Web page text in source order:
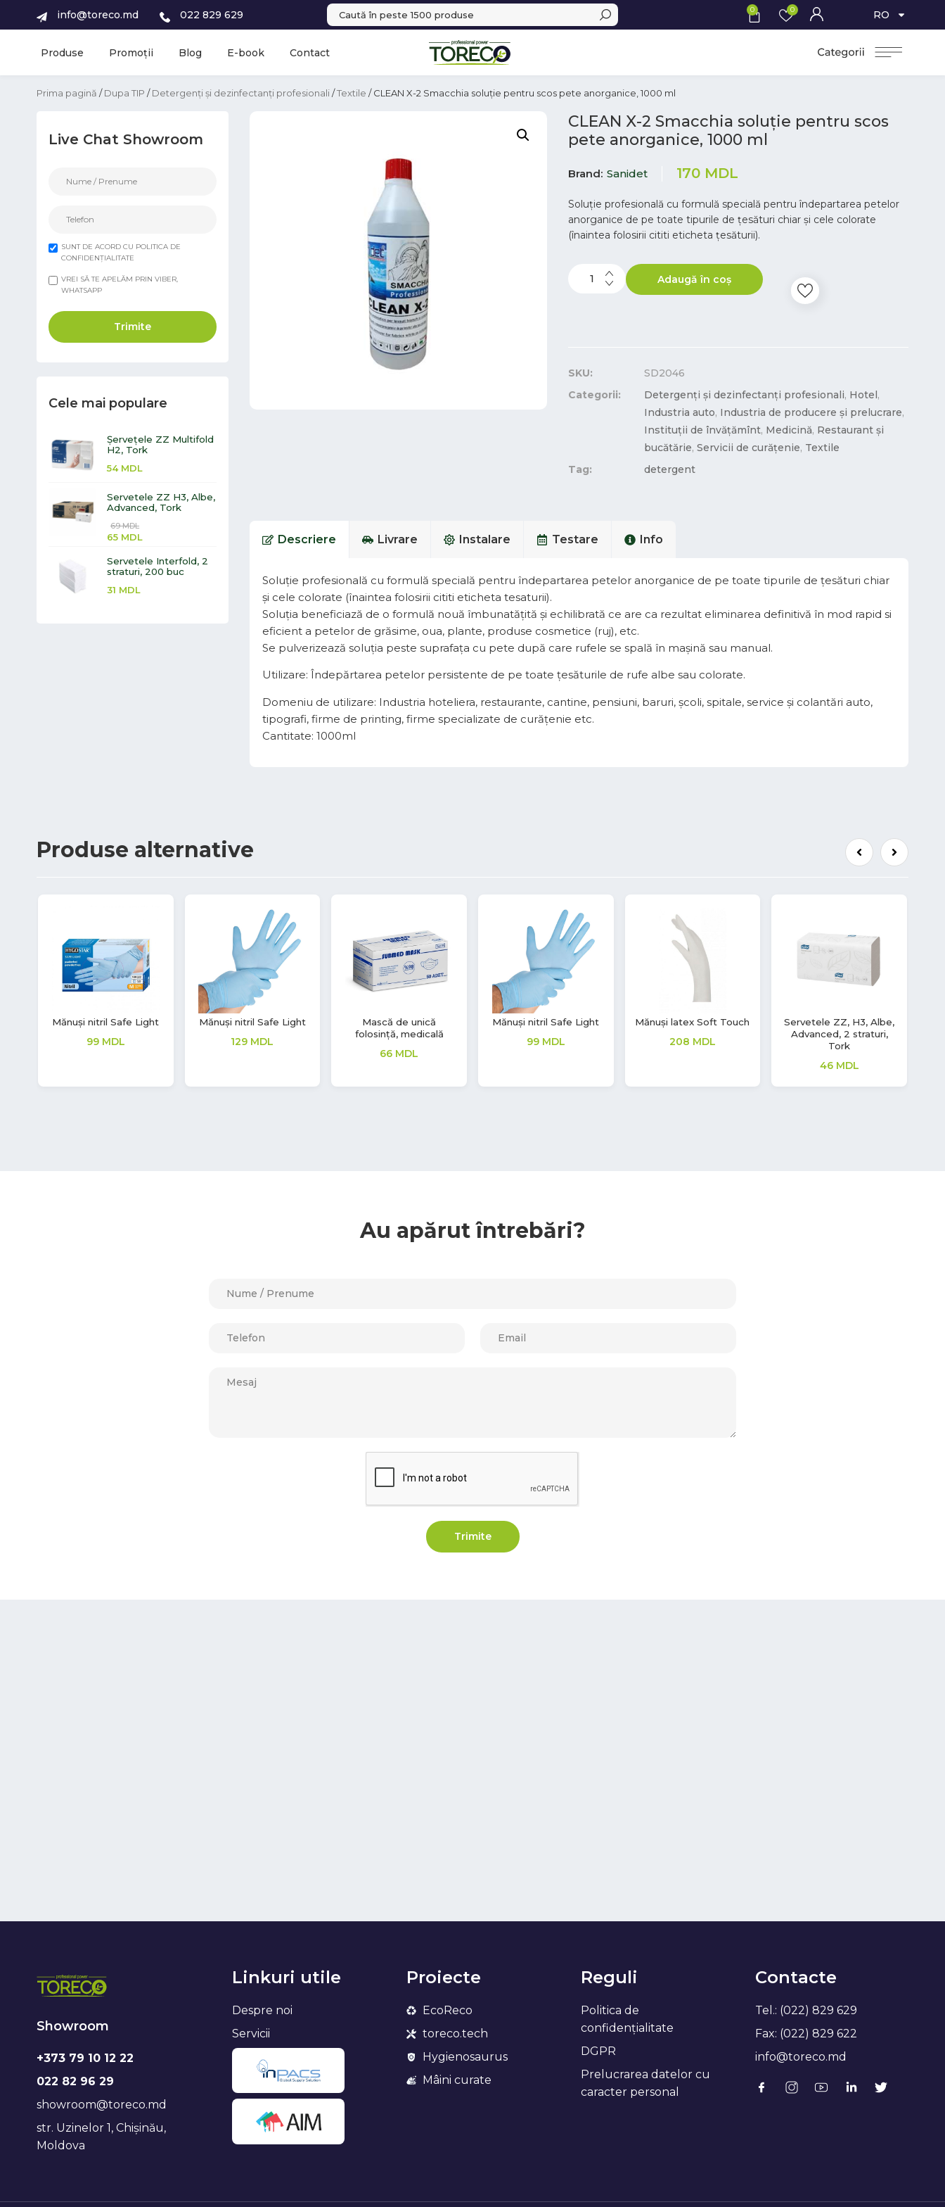
info@toreco.md 022 829 629 0 0 RO
Produse Promoții Blog E-book Contact
Prima pagină /Dupa TIP /Detergenți și dezinfectanți profesionali/Textile / CLEAN X-2 Smacchia soluție pentru scos pete anorganice, 1000 ml
Live Chat Showroom
SUNT DE ACORD CU POLITICA DE
CONFIDENȚIALITATE
VREI SĂ TE APELĂM PRIN VIBER,
WHATSAPP
Trimite
Cele mai populare
Șervețele ZZ Multifold
H2, Tork
54 MDL
Servetele ZZ H3, Albe,
Advanced, Tork
69MDL
65 MDL
Servetele Interfold, 2
straturi, 200 buc
31 MDL
CLEAN X-2 Smacchia soluție pentru scos
pete anorganice, 1000 ml
Brand Sanidet 170 MDL
Soluție profesională cu formulă specială pentru îndepartarea petelor
anorganice de pe toate tipurile de țesături chiar și cele colorate
(înaintea folosirii cititi eticheta țesăturii).
Adaugă în coș
SKU:
SD2046
Categorii:
Detergenți și dezinfectanți profesionali, Hotel,
Industria auto, Industria de producere și prelucrare,
Instituții de învățămînt, Medicină, Restaurant și
bucătărie,Servicii de curățenie, Textile
Tag:
detergent
Descriere Livrare Instalare Testare Info
Soluție profesională cu formulă specială pentru îndepartarea petelor anorganice de pe toate tipurile de țesături chiar
și cele colorate (înaintea folosirii cititi eticheta tesaturii).
Soluția beneficiază de o formulă nouă îmbunatățită și echilibrată ce are ca rezultat eliminarea definitivă în mod rapid si
eficient a petelor de grăsime, oua, plante, produse cosmetice (ruj), etc.
Se pulverizează soluția peste suprafața cu pete după care rufele se spală în mașină sau manual.
Utilizare: Îndepărtarea petelor persistente de pe toate țesăturile de rufe albe sau colorate.
Domeniu de utilizare: Industria hoteliera, restaurante, cantine, pensiuni, baruri, şcoli, spitale, service şi colantări auto,
tipografi, firme de printing, firme specializate de curăţenie etc.
Cantitate: 1000ml
Produse alternative
Mănuși nitril Safe Light
99 MDL
Mănuși latex Soft Touch
208MDL
Servetele ZZ, H3, Albe,
Advanced, 2 straturi,
Șervețele umede cu
curățare
Dezinfectant Alcool
Premium
Mănuși nitril Aurelia
Sonic
380MDL
Au apărut întrebări?
Trimite
Showroom
+373 79 10 12 22
022 82 96 29
showroom@toreco.md
str. Uzinelor 1, Chișinău,
Moldova
Linkuri utile
Despre noi
Servicii
Proiecte
EcoReco
toreco.tech
Hygienosaurus
Mâini curate
Reguli
Politica de
confidențialitate
DGPR
Prelucrarea datelor cu
caracter personal
Contacte
Tel.: (022) 829 629
Fax: (022) 829 622
info@toreco.md